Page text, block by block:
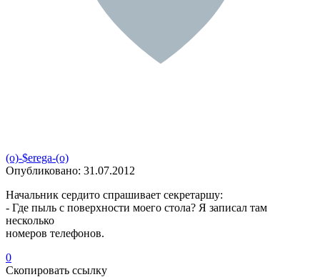
(o)-$erega-(o)
Опубликовано: 31.07.2012
Начальник сердито спрашивает секретаршу:
- Где пыль с поверхности моего стола? Я записал там
несколько
номеров телефонов.
0
Скопировать ссылку